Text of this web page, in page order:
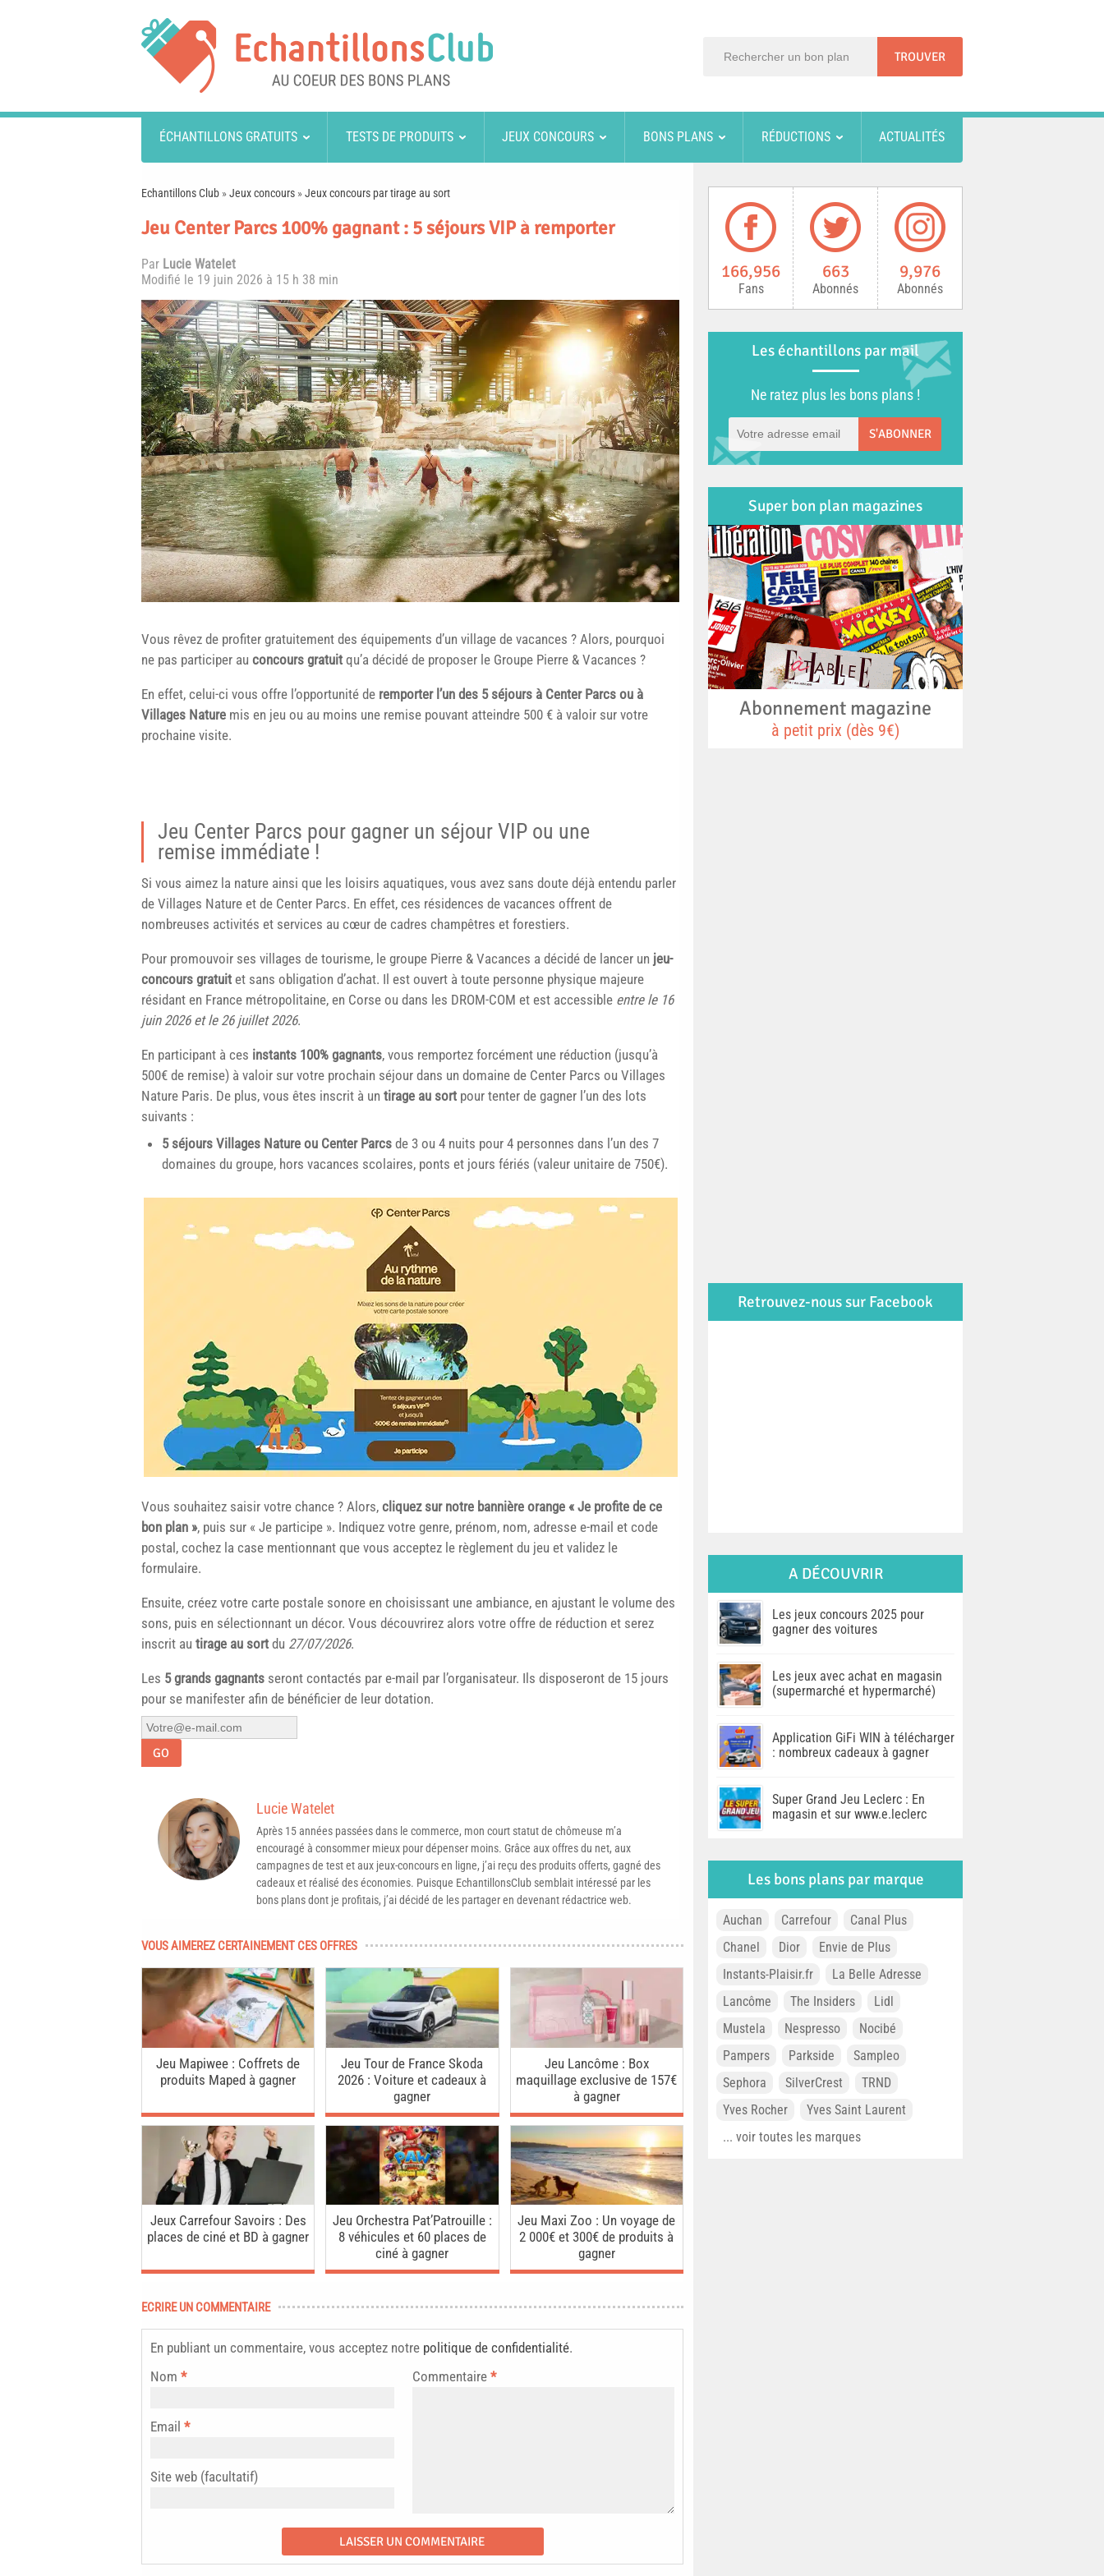
ÉCHANTILLONS GRATUITS TESTS DE PRODUITS JEUX CONCOURS BONS PLANS RÉDUCTIONS ACTUALITÉS
Echantillons Club »Jeux concours »Jeux concours par tirage au sort
Jeu Center Parcs 100% gagnant : 5 séjours VIP à remporter
Par Lucie Watelet
Modifié le 19 juin 2026 à 15 h 38 min
Vous rêvez de profiter gratuitement des équipements d’un village de vacances ? Alors, pourquoi
ne pas participer au concours gratuit qu’a décidé de proposer le Groupe Pierre & Vacances ?
En effet, celui-ci vous offre l’opportunité de remporter l’un des 5 séjours à Center Parcs ou à
Villages Nature mis en jeu ou au moins une remise pouvant atteindre 500 € à valoir sur votre
prochaine visite.
Jeu Center Parcs pour gagner un séjour VIP ou une
remise immédiate !
Si vous aimez la nature ainsi que les loisirs aquatiques, vous avez sans doute déjà entendu parler
de Villages Nature et de Center Parcs. En effet, ces résidences de vacances offrent de
nombreuses activités et services au cœur de cadres champêtres et forestiers.
Pour promouvoir ses villages de tourisme, le groupe Pierre & Vacances a décidé de lancer un jeu-
concours gratuit et sans obligation d’achat. Il est ouvert à toute personne physique majeure
résidant en France métropolitaine, en Corse ou dans les DROM-COM et est accessible entre le 16
juin 2026 et le 26 juillet 2026.
En participant à ces instants 100% gagnants, vous remportez forcément une réduction (jusqu’à
500€ de remise) à valoir sur votre prochain séjour dans un domaine de Center Parcs ou Villages
Nature Paris. De plus, vous êtes inscrit à un tirage au sort pour tenter de gagner l’un des lots
suivants :
5 séjours Villages Nature ou Center Parcs de 3 ou 4 nuits pour 4 personnes dans l’un des 7
domaines du groupe, hors vacances scolaires, ponts et jours fériés (valeur unitaire de 750€).
Vous souhaitez saisir votre chance ? Alors, cliquez sur notre bannière orange « Je profite de ce
bon plan », puis sur « Je participe ». Indiquez votre genre, prénom, nom, adresse e-mail et code
postal, cochez la case mentionnant que vous acceptez le règlement du jeu et validez le
formulaire.
Ensuite, créez votre carte postale sonore en choisissant une ambiance, en ajustant le volume des
sons, puis en sélectionnant un décor. Vous découvrirez alors votre offre de réduction et serez
inscrit au tirage au sort du 27/07/2026.
Les 5 grands gagnants seront contactés par e-mail par l’organisateur. Ils disposeront de 15 jours
pour se manifester afin de bénéficier de leur dotation.
GO
Lucie Watelet
Après 15 années passées dans le commerce, mon court statut de chômeuse m’a
encouragé à consommer mieux pour dépenser moins. Grâce aux offres du net, aux
campagnes de test et aux jeux-concours en ligne, j’ai reçu des produits offerts, gagné des
cadeaux et réalisé des économies. Puisque EchantillonsClub semblait intéressé par les
bons plans dont je profitais, j’ai décidé de les partager en devenant rédactrice web.
VOUS AIMEREZ CERTAINEMENT CES OFFRES
Jeu Mapiwee : Coffrets de
produits Maped à gagner
Jeu Tour de France Skoda
2026 : Voiture et cadeaux à
gagner
Jeu Lancôme : Box
maquillage exclusive de 157€
à gagner
Jeux Carrefour Savoirs : Des
places de ciné et BD à gagner
Jeu Orchestra Pat’Patrouille :
8 véhicules et 60 places de
ciné à gagner
Jeu Maxi Zoo : Un voyage de
2 000€ et 300€ de produits à
gagner
ECRIRE UN COMMENTAIRE
En publiant un commentaire, vous acceptez notre politique de confidentialité.
Commentaire *
Nom *
Email *
Site web (facultatif)
166,956
Fans
663
Abonnés
9,976
Abonnés
Les échantillons par mail
Ne ratez plus les bons plans !
S'ABONNER
Super bon plan magazines
Abonnement magazine
à petit prix (dès 9€)
Retrouvez-nous sur Facebook
A DÉCOUVRIR
Les jeux concours 2025 pour
gagner des voitures
Les jeux avec achat en magasin
(supermarché et hypermarché)
Application GiFi WIN à télécharger
: nombreux cadeaux à gagner
Super Grand Jeu Leclerc : En
magasin et sur www.e.leclerc
Les bons plans par marque
Auchan Carrefour
Canal Plus
Chanel
Dior
Envie de Plus
Instants-Plaisir.fr
La Belle Adresse
Lancôme
The Insiders
Lidl
Mustela
Nespresso
Nocibé
Pampers
Parkside
Sampleo
Sephora
SilverCrest
TRND
Yves Rocher
Yves Saint Laurent
... voir toutes les marques